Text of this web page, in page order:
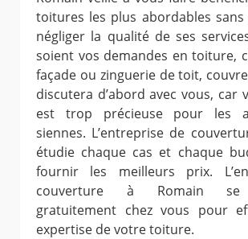
toitures les plus abordables
négliger la qualité de ses
soient vos demandes en toiture,
façade ou zinguerie de toit,
discutera d’abord avec vous, car
est trop précieuse pour les
siennes. L’entreprise de
étudie chaque cas et chaque
fournir les meilleurs prix.
couverture à Romain se
gratuitement chez vous pour
expertise de votre toiture.